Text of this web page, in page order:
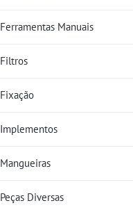
Ferramentas Manuais
Filtros
Fixação
Implementos
Mangueiras
Peças Diversas